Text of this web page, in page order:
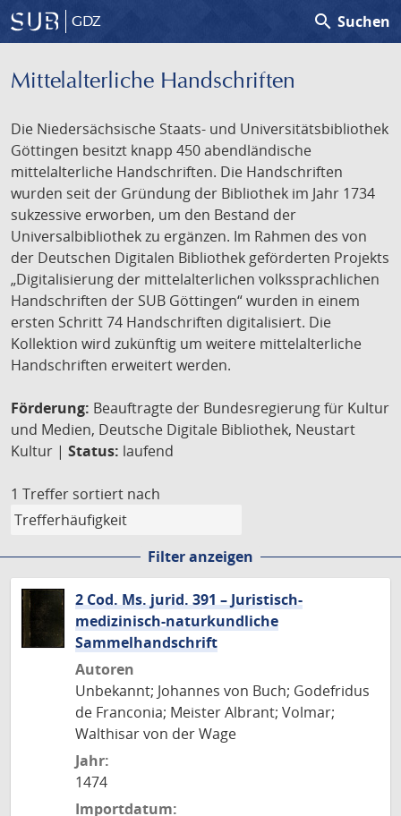
GDZ search Suchen
Mittelalterliche Handschriften
Die Niedersächsische Staats- und Universitätsbibliothek
Göttingen besitzt knapp 450 abendländische
mittelalterliche Handschriften. Die Handschriften
wurden seit der Gründung der Bibliothek im Jahr 1734
sukzessive erworben, um den Bestand der
Universalbibliothek zu ergänzen. Im Rahmen des von
der Deutschen Digitalen Bibliothek geförderten Projekts
„Digitalisierung der mittelalterlichen volkssprachlichen
Handschriften der SUB Göttingen“ wurden in einem
ersten Schritt 74 Handschriften digitalisiert. Die
Kollektion wird zukünftig um weitere mittelalterliche
Handschriften erweitert werden.
Förderung: Beauftragte der Bundesregierung für Kultur
und Medien, Deutsche Digitale Bibliothek, Neustart
Kultur | Status: laufend
1 Treffer sortiert nach
Filter anzeigen
2 Cod. Ms. jurid. 391 – Juristisch-
medizinisch-naturkundliche
Sammelhandschrift
Autoren
Unbekannt; Johannes von Buch; Godefridus
de Franconia; Meister Albrant; Volmar;
Walthisar von der Wage
Jahr:
1474
Importdatum: